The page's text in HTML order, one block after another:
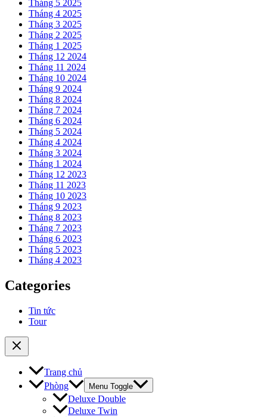
Tháng 5 2025
Tháng 4 2025
Tháng 3 2025
Tháng 2 2025
Tháng 1 2025
Tháng 12 2024
Tháng 11 2024
Tháng 10 2024
Tháng 9 2024
Tháng 8 2024
Tháng 7 2024
Tháng 6 2024
Tháng 5 2024
Tháng 4 2024
Tháng 3 2024
Tháng 1 2024
Tháng 12 2023
Tháng 11 2023
Tháng 10 2023
Tháng 9 2023
Tháng 8 2023
Tháng 7 2023
Tháng 6 2023
Tháng 5 2023
Tháng 4 2023
Categories
Tin tức
Tour
Trang chủ
Phòng
Menu Toggle
Deluxe Double
Deluxe Twin